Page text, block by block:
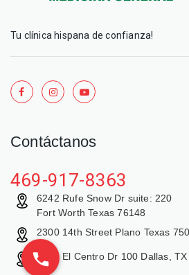
Tu clínica hispana de confianza!
Contáctanos
469-917-8363
6242 Rufe Snow Dr suite: 220
Fort Worth Texas 76148
2300 14th Street Plano Texas
9429 El Centro Dr 100 Dallas,